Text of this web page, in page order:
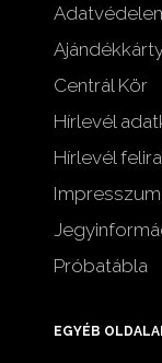
Centrál Kör
Hírlevél
Hírlevél
Impresszum
Próbatábla
EGYÉB